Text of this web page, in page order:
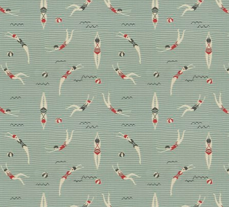
Zum Weltfrauentag: Fünf
kreative Frauen, die uns
gerade beeindrucken